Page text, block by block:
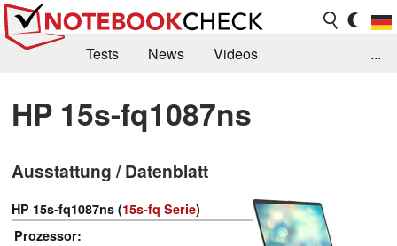
Tests News
Videos
Kaufberatung
Deals Suche
Forum
...
HP 15s-fq1087ns
Ausstattung / Datenblatt
HP 15s-fq1087ns (15s-fq Serie)
Prozessor